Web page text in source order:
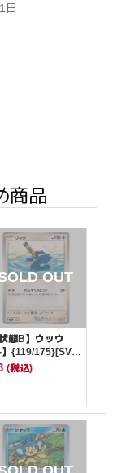
日
商品
状態B】ウッウ
-】{119/175}[SV
(税込)